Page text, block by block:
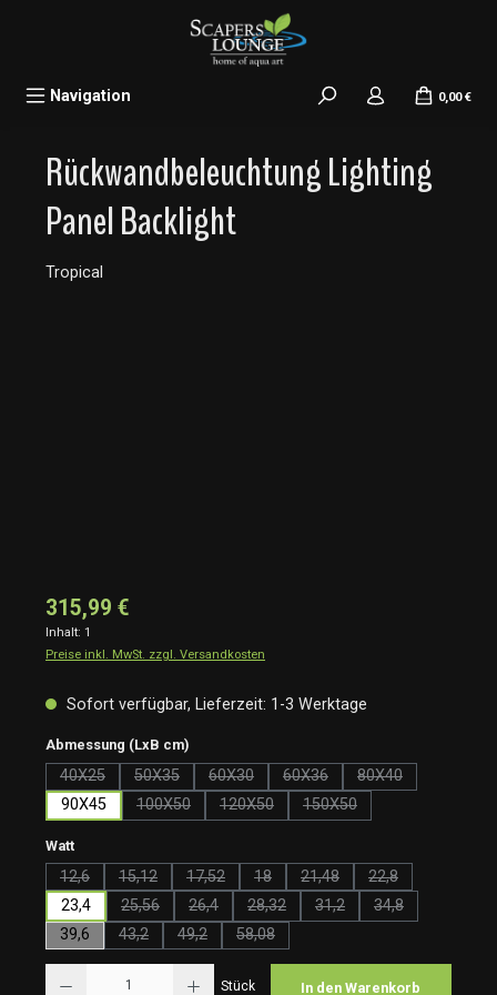
Navigation 0,00 €
Rückwandbeleuchtung Lighting
Panel Backlight
Tropical
315,99 €
Inhalt: 1
Preise inkl. MwSt. zzgl. Versandkosten
Sofort verfügbar, Lieferzeit: 1-3 Werktage
Abmessung (LxB cm)
40X25(Diese Option ist zurzeit nicht verfügbar.)
50X35(Diese Option ist zurzeit nicht verfügbar.)
60X30(Diese Option ist zurzeit nicht verfügbar.)
60X36(Diese Option ist zurzeit nicht
80X40(Diese Option ist
90X45 100X50(Diese Option ist zurzeit nicht verfügbar.)
120X50(Diese Option ist zurzeit nicht
150X50(Diese Option ist zurzeit
Wattauswählen
12,6(Diese Option ist zurzeit nicht verfügbar.)
15,12(Diese Option ist zurzeit nicht verfügbar.)
17,52(Diese Option ist zurzeit nicht verfügbar.)
18(Diese Option ist zurzeit nicht
21,48(Diese Option ist zurzeit
22,8(Diese Option ist
23,4 25,56(Diese Option ist zurzeit nicht verfügbar.)
26,4(Diese Option ist zurzeit nicht verfügbar.)
28,32(Diese Option ist zurzeit nicht
31,2(Diese Option ist zurzeit
34,8(Diese Option ist
39,6 43,2(Diese Option ist zurzeit nicht verfügbar.)
49,2(Diese Option ist zurzeit nicht verfügbar.)
58,08(Diese Option ist zurzeit nicht
Stück In den Warenkorb